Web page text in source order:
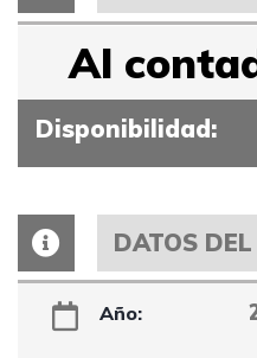
Al
Disponibilidad:
DATOS
Año: